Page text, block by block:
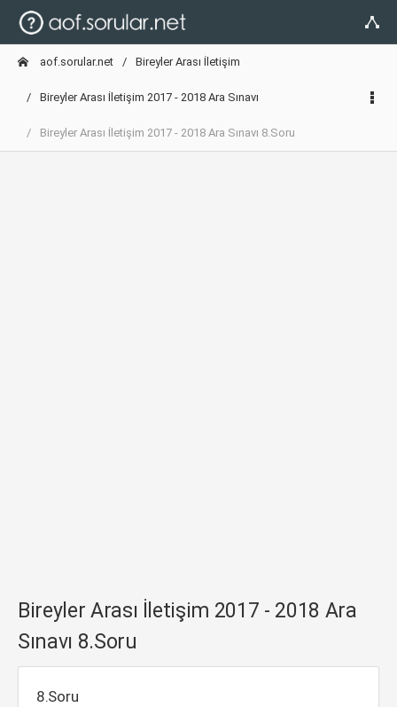
aof.sorular.net Bireyler Arası İletişim
Bireyler Arası İletişim 2017 - 2018 Ara Sınavı
Bireyler Arası İletişim 2017 - 2018 Ara Sınavı 8.Soru
Bireyler Arası İletişim 2017 - 2018 Ara
Sınavı 8.Soru
8.Soru